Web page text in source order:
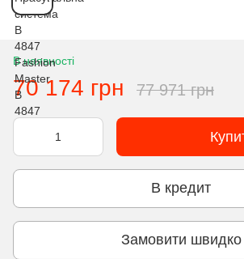
В наявності
70 174 грн 77 971 грн
В кредит
Замовити швидко